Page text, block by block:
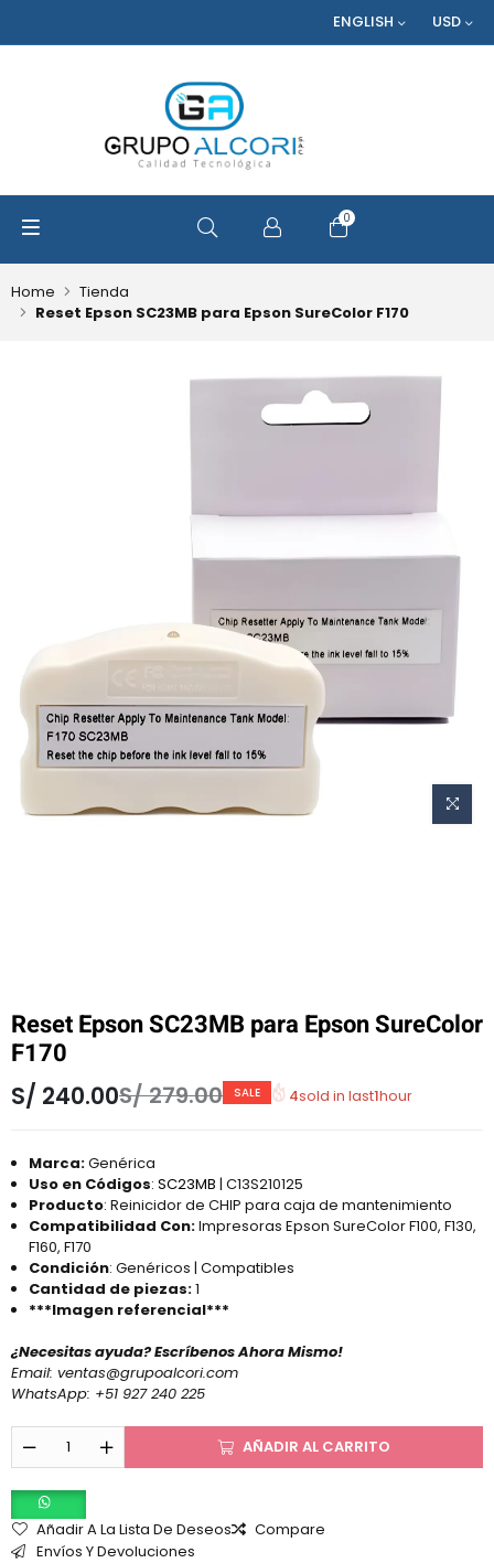
ENGLISH USD
OPEN SEARCH
0
Home
Tienda
Reset Epson SC23MB para Epson SureColor F170
Reset Epson SC23MB para Epson SureColor
F170
S/279.00
S/ 240.00 SALE 4sold in last1hour
Marca:Genérica
Uso en Códigos: SC23MB | C13S210125
Producto: Reinicidor de CHIP para caja de mantenimiento
Compatibilidad Con:Impresoras Epson SureColor F100, F130,
F160, F170
Condición: Genéricos | Compatibles
Cantidad de piezas:1
***Imagen referencial***
¿Necesitas ayuda? Escríbenos Ahora Mismo!
Email: ventas@grupoalcori.com
WhatsApp: +51 927 240 225
AÑADIR AL CARRITO
Añadir A La Lista De Deseos
Compare
Envíos Y Devoluciones